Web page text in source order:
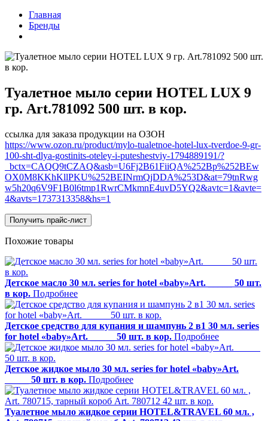
Главная
Бренды
Туалетное мыло серии HOTEL LUX 9
гр. Art.781092 500 шт. в кор.
ссылка для заказа продукции на ОЗОН
https://www.ozon.ru/product/mylo-tualetnoe-hotel-lux-tverdoe-9-gr-
100-sht-dlya-gostinits-oteley-i-puteshestviy-1794889191/?
_bctx=CAQQ9tCZAQ&asb=U6Fj2B61FiiQA%252Bp%252BEw
OX0M8KKhKllPKU%252BEINrmQjDDA%253D&at=79tnRwg
w5h20q6V9F1B0l6tmp1RwrCMkmnE4uvD5YQ2&avtc=1&avte=
4&avts=1737313358&hs=1
Получить прайс-лист
Похожие товары
Детское масло 30 мл. series for hotel «baby»Art. _____ 50 шт.
в кор. Подробнее
Детское средство для купания и шампунь 2 в1 30 мл. series
for hotel «baby»Art. _____ 50 шт. в кор. Подробнее
Детское жидкое мыло 30 мл. series for hotel «baby»Art.
_____ 50 шт. в кор. Подробнее
Туалетное мыло жидкое серии HOTEL&TRAVEL 60 мл. ,